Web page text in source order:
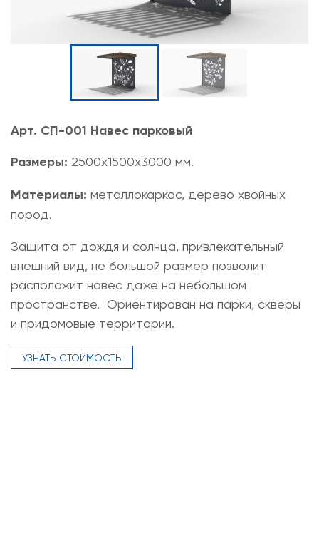
Арт. СП-001 Навес парковый
Размеры: 2500х1500х3000 мм.
Материалы: металлокаркас, дерево хвойных
пород.
Защита от дождя и солнца, привлекательный
внешний вид, не большой размер позволит
расположит навес даже на небольшом
пространстве. Ориентирован на парки, скверы
и придомовые территории.
УЗНАТЬ СТОИМОСТЬ